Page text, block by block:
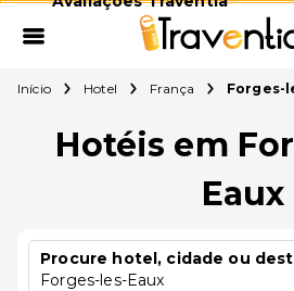
Início Hotel França Forges-
Hotéis em
Eaux
Procure hotel, cidade ou
Forges-les-Eaux